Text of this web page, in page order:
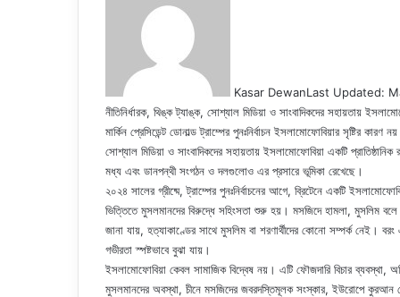
Kasar DewanLast Updated:
নীতিনির্ধারক, থিঙ্ক ট্যাঙ্ক, সোশ্যাল মিডিয়া ও সাংবাদিকদের সহায়তায়
মার্কিন প্রেসিডেন্ট ডোনাল্ড ট্রাম্পের পুনঃনির্বাচন ইসলামোফোবিয়ার সৃষ্টির
সোশ্যাল মিডিয়া ও সাংবাদিকদের সহায়তায় ইসলামোফোবিয়া একটি
মধ্য এবং ডানপন্থী সংগঠন ও দলগুলোও এর প্রসারে ভূমিকা রেখেছে।
২০২৪ সালের গ্রীষ্মে, ট্রাম্পের পুনঃনির্বাচনের আগে, ব্রিটেনে একটি
ভিত্তিতে মুসলমানদের বিরুদ্ধে সহিংসতা শুরু হয়। মসজিদে হামলা, মুসলিম
জানা যায়, হত্যাকাণ্ডের সাথে মুসলিম বা শরণার্থীদের কোনো সম্পর্ক নেই।
গভীরতা স্পষ্টভাবে বুঝা যায়।
ইসলামোফোবিয়া কেবল সামাজিক বিদ্বেষ নয়। এটি ফৌজদারি বিচার ব্যবস্থা,
মুসলমানদের অবস্থা, চীনে মসজিদের জবরদস্তিমূলক সংস্কার, ইউরোপে কুরআন